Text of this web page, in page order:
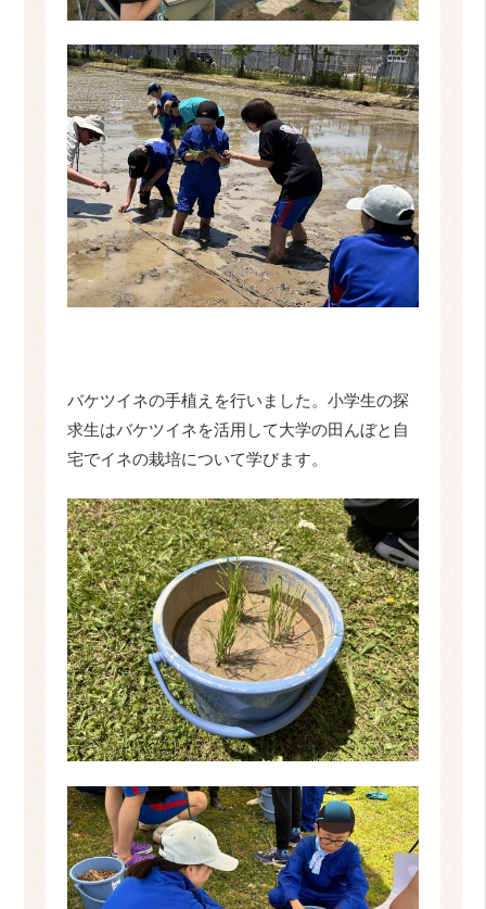
バケツイネの手植えを行いました。小学生の探
求生はバケツイネを活用して大学の田んぼと自
宅でイネの栽培について学びます。